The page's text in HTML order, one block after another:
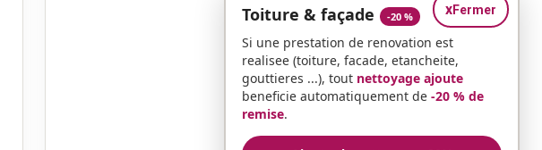
xFermer
Toiture & façade -20 %
Si une prestation de renovation est
realisee (toiture, facade, etancheite,
gouttieres ...), tout nettoyage ajoute
beneficie automatiquement de -20 % de
remise.